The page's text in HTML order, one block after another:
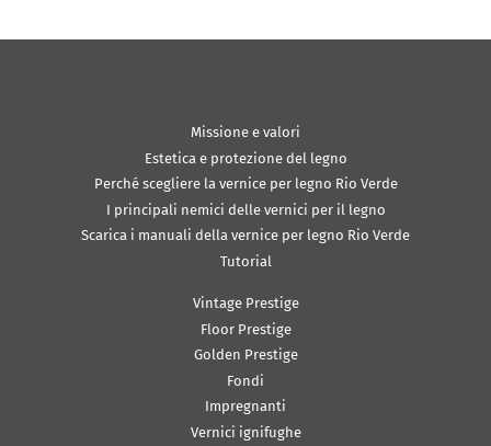
Missione e valori
Estetica e protezione del legno
Perché scegliere la vernice per legno Rio Verde
I principali nemici delle vernici per il legno
Scarica i manuali della vernice per legno Rio Verde
Tutorial
Vintage Prestige
Floor Prestige
Golden Prestige
Fondi
Impregnanti
Vernici ignifughe